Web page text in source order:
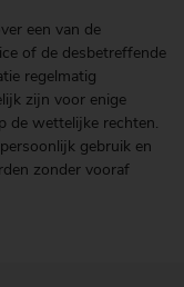
een van de
of de desbetreffende
regelmatig
zijn voor enige
de wettelijke rechten.
gebruik en
zonder vooraf